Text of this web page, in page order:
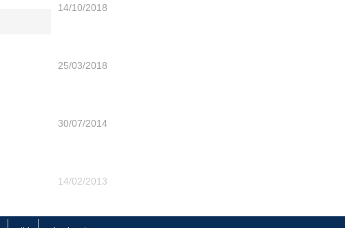
14/10/2018
25/03/2018
30/07/2014
14/02/2013